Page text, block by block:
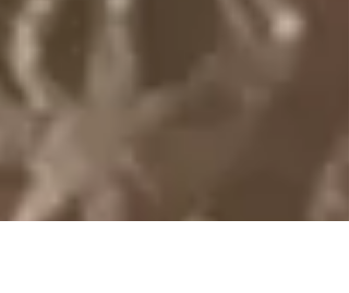
de transformar tudo isso em confiança e
presença? Sim, é possível! E é exatamente